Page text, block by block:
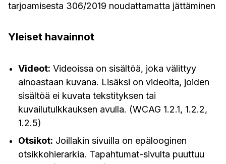
tarjoamisesta 306/2019 noudattamatta jättäminen
Yleiset havainnot
Videot: Videoissa on sisältöä, joka välittyy
ainoastaan kuvana. Lisäksi on videoita, joiden
sisältöä ei kuvata tekstityksen tai
kuvailutulkkauksen avulla. (WCAG 1.2.1, 1.2.2,
1.2.5)
Otsikot: Joillakin sivuilla on epälooginen
otsikkohierarkia. Tapahtumat-sivulta puuttuu